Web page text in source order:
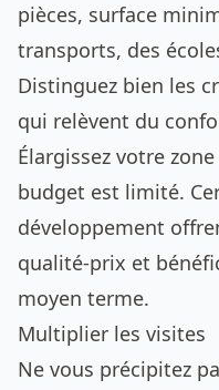
pièces, surface
transports, des
Distinguez bien les
qui relèvent du
Élargissez votre
budget est limité.
développement
qualité-prix et
moyen terme.
Multiplier les visites
Ne vous précipitez